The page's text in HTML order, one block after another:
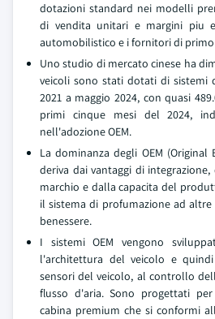
dotazioni standard nei modelli
di vendita unitari e margini piu
automobilistico e i fornitori di
Uno studio di mercato cinese ha
veicoli sono stati dotati di sistemi
2021 a maggio 2024, con quasi
primi cinque mesi del 2024,
nell'adozione OEM.
La dominanza degli OEM (Original
deriva dai vantaggi di
marchio e dalla capacita del
il sistema di profumazione ad
benessere.
I sistemi OEM vengono
l'architettura del veicolo e
sensori del veicolo, al controllo
flusso d'aria. Sono progettati
cabina premium che si conformi